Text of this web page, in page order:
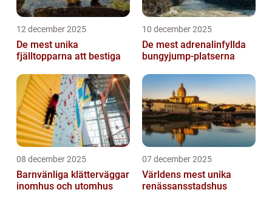
12 december 2025
De mest unika
fjälltopparna att bestiga
10 december 2025
De mest adrenalinfyllda
bungyjump-platserna
08 december 2025
Barnvänliga klätterväggar
inomhus och utomhus
07 december 2025
Världens mest unika
renässansstadshus